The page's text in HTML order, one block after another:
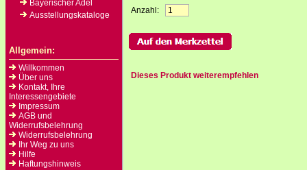
Bayerischer Adel
Ausstellungskataloge
Allgemein:
Willkommen
Über uns
Kontakt, Ihre
Interessengebiete
Impressum
AGB und
Widerrufsbelehrung
Widerrufsbelehrung
Ihr Weg zu uns
Hilfe
Haftungshinweis
Anzahl:
Dieses Produkt weiterempfehlen